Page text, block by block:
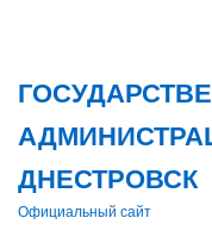
ДНЕСТРОВСК
Официальный сайт